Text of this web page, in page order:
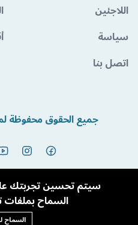
اللاجئين
سياسة
اتصل بنا
جميع الحقوق محفوظة
سيتم تحسين تجربتك
السماح بملفات
السماح